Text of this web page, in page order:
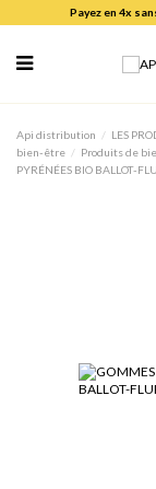
Payez en 4x
Api distribution LES
bien-être
Produits de
PYRÉNÉES BIO BALLOT-